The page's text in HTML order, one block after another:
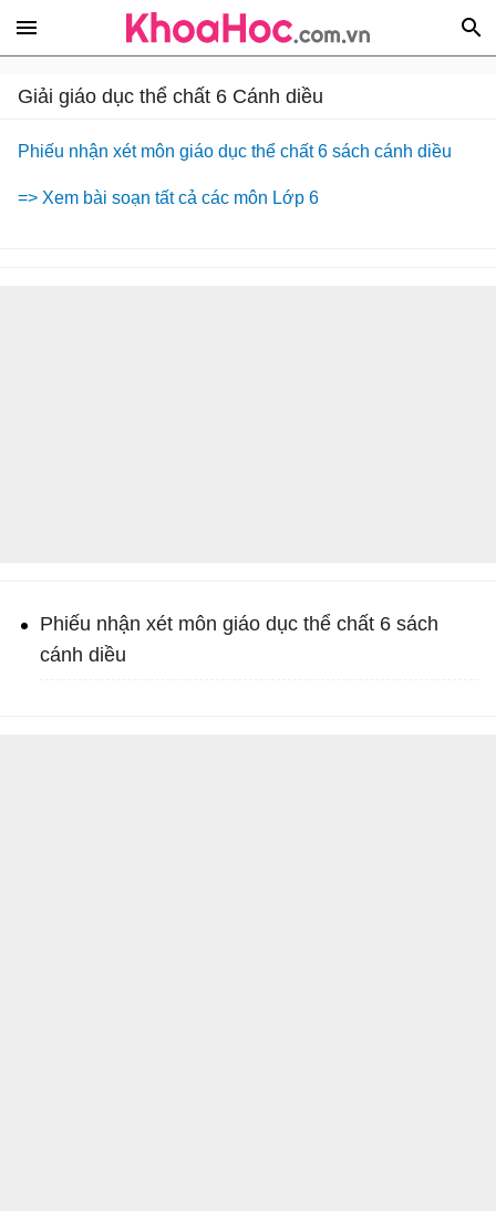
Giải giáo dục thể chất 6 Cánh diều
Phiếu nhận xét môn giáo dục thể chất 6 sách cánh diều
=> Xem bài soạn tất cả các môn Lớp 6
Phiếu nhận xét môn giáo dục thể chất 6 sách
cánh diều